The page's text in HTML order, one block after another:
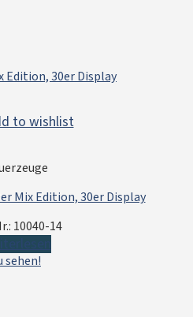
to wishlist
Mix Edition, 30er Display
10040-14
sehen!